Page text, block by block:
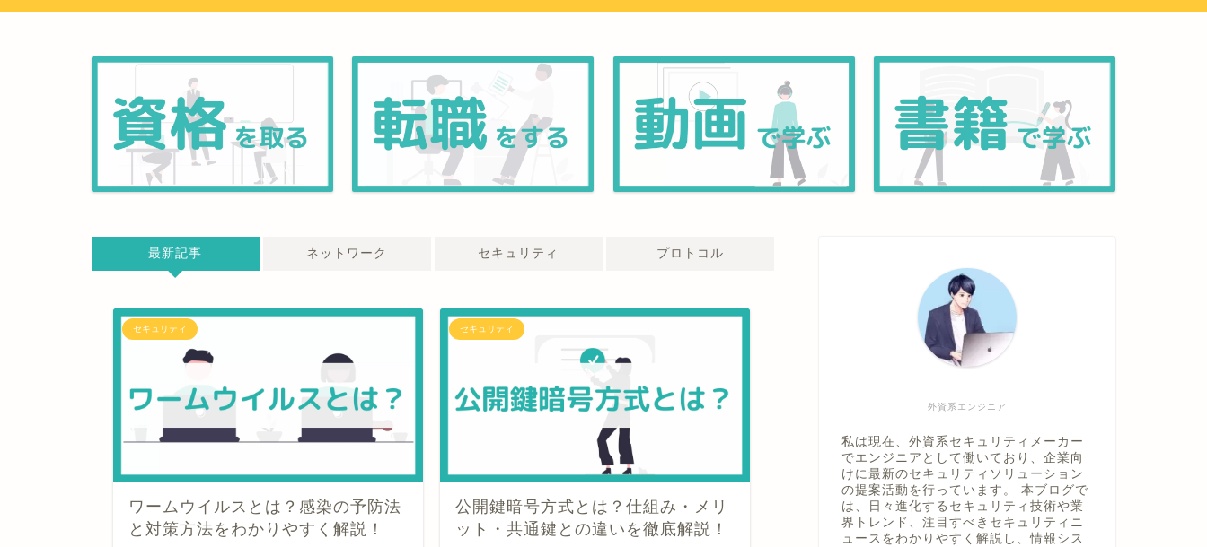
最新記事 ネットワーク セキュリティ プロトコル
セキュリティ
ワームウイルスとは？感染の予防法
と対策方法をわかりやすく解説！
セキュリティ
公開鍵暗号方式とは？仕組み・メリ
ット・共通鍵との違いを徹底解説！
ポートスキャンとは？危険性と対策
のポイントをわかりやすく解説！
外資系エンジニア
私は現在、外資系セキュリティメーカー
でエンジニアとして働いており、企業向
けに最新のセキュリティソリューション
の提案活動を行っています。 本ブログで
は、日々進化するセキュリティ技術や業
界トレンド、注目すべきセキュリティニ
ュースをわかりやすく解説し、情報シス